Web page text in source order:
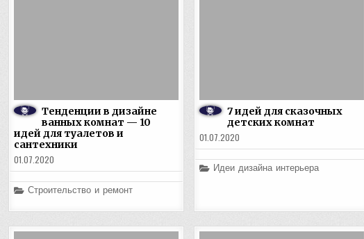
Тенденции в дизайне
ванных комнат — 10
идей для туалетов и
сантехники
01.07.2020
Posted
Строительство и ремонт
7 идей для сказочных
детских комнат
01.07.2020
Posted
in
Идеи дизайна интерьера